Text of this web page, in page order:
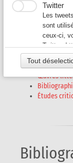
Auteurs G-L ▼
Auteurs M-O▼
Auteurs P - S▼
Auteurs T - V▼
Œuvres
Études
Twitter
Les
sont
ceux-ci,
Twitter:
cookies
Tout